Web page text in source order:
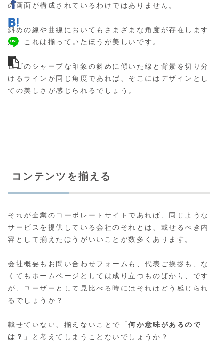
の画面が構成されているわけではありません。
斜めの線や曲線においてもさまざまな角度が存在します
が、これは揃っていたほうが美しいです。
ロゴのシャープな印象の斜めに傾いた線と背景を切り分
けるラインが同じ角度であれば、そこにはデザインとし
ての美しさが感じられるでしょう。
コンテンツを揃える
それが企業のコーポレートサイトであれば、同じような
サービスを提供している会社のそれとは、載せるべき内
容として揃えたほうがいいことが数多くあります。
会社概要もお問い合わせフォームも、代表ご挨拶も、な
くてもホームページとしては成り立つものばかり、です
が、ユーザーとして見比べる時にはそれはどう感じられ
るでしょうか？
載せていない、揃えないことで「何か意味があるので
は？
」と考えてしまうことないでしょうか？